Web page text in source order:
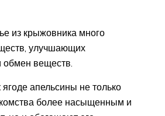
из крыжовника много
улучшающих
веществ.
апельсины не только
более насыщенным и